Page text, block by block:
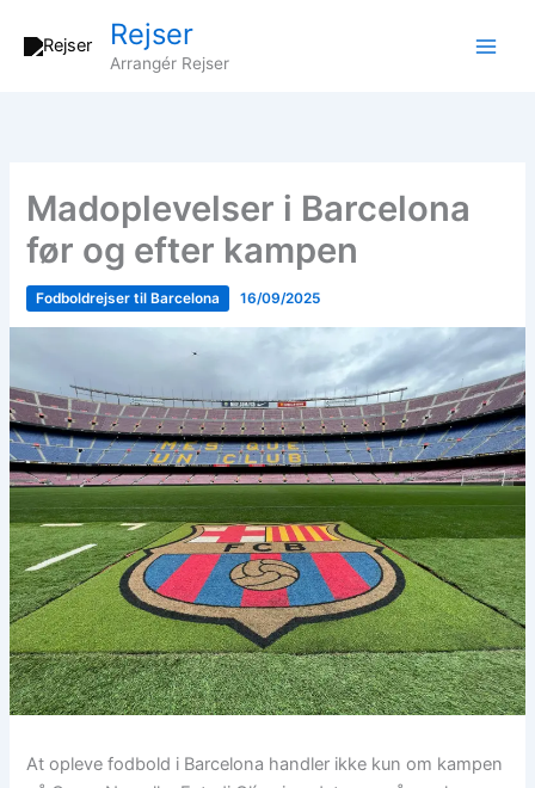
Rejser
Arrangér Rejser
Madoplevelser i Barcelona
før og efter kampen
Fodboldrejser til Barcelona 16/09/2025
At opleve fodbold i Barcelona handler ikke kun om kampen